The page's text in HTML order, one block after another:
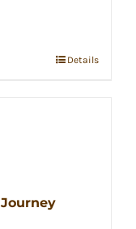
Details